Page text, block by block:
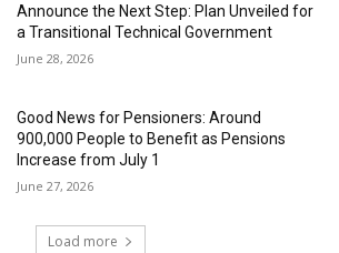
Announce the Next Step: Plan Unveiled for
a Transitional Technical Government
June 28, 2026
Good News for Pensioners: Around
900,000 People to Benefit as Pensions
Increase from July 1
June 27, 2026
Load more